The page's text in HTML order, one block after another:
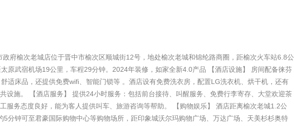
政府榆次老城店位于晋中市榆次区顺城街12号，地处榆次老城和锦纶路商圈，距榆次火车站6.8公
原武宿机场19公里，车程29分钟。2024年装修，如家全新4.0产品 【酒店设施】 房间配备徕芬
适床品，还提供免费wifi、智能门锁等 。酒店设有免费洗衣房，配置LG洗衣机、烘干机，还有
设施。 【酒店服务】 提供24小时服务：包括前台接待、叫醒服务、免费行李寄存、大堂欢迎茶
服务态度良好，能为客人提供叫车、旅游咨询等帮助。 【购物娱乐】 酒店距离榆次老城1.2公
5分钟可至君豪国际购物中心等购物场所，距印象城沃尔玛购物广场、万达广场、天美杉杉奥特